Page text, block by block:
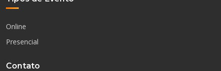
Online
Presencial
Contato